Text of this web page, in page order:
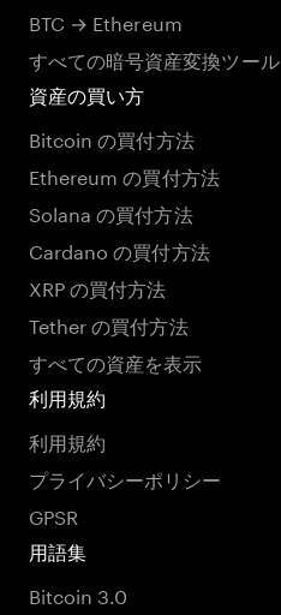
BTC → Ethereum
すべての暗号資産変換ツール
資産の買い方
Bitcoin の買付方法
Ethereum の買付方法
Solana の買付方法
Cardano の買付方法
XRP の買付方法
Tether の買付方法
すべての資産を表示
利用規約
利用規約
プライバシーポリシー
GPSR
用語集
Bitcoin 3.0